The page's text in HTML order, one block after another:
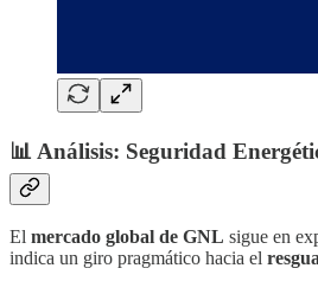
📊 Análisis: Seguridad
El mercado global de GNL sigue en
indica un giro pragmático hacia el